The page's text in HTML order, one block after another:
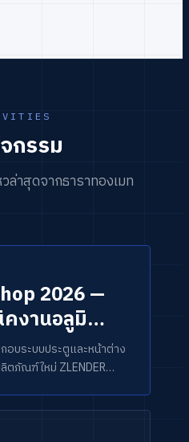
กรรม
ล่าสุดจากธาราทองเมท
2026 —
งานอลูมิ
ดตัว
อบระบบประตูและหน้าต่าง
ภัณฑ์ใหม่ ZLENDER